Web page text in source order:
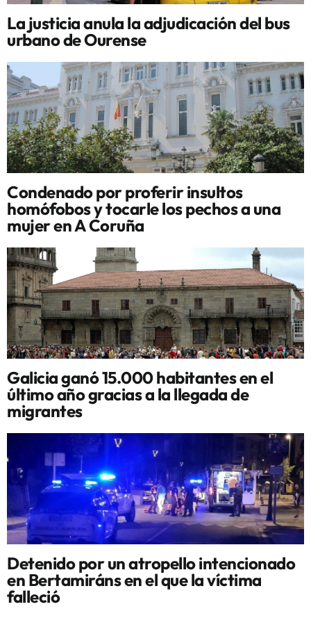
La justicia anula la adjudicación del bus
urbano de Ourense
Condenado por proferir insultos
homófobos y tocarle los pechos a una
mujer en A Coruña
Galicia ganó 15.000 habitantes en el
último año gracias a la llegada de
migrantes
Detenido por un atropello intencionado
en Bertamiráns en el que la víctima
falleció